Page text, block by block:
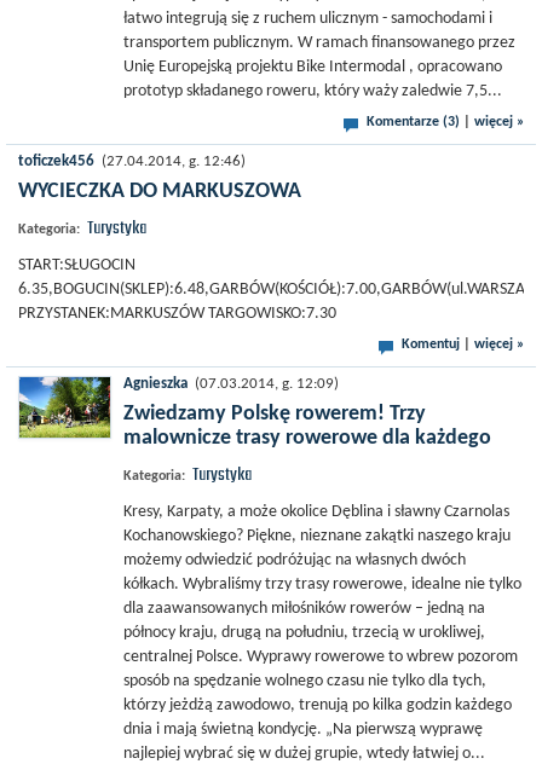
łatwo integrują się z ruchem ulicznym - samochodami i
transportem publicznym. W ramach finansowanego przez
Unię Europejską projektu Bike Intermodal , opracowano
prototyp składanego roweru, który waży zaledwie 7,5...
Komentarze (3) więcej »
toficzek456 (27.04.2014, g. 12:46)
WYCIECZKA DO MARKUSZOWA
Kategoria: Turystyka
START:SŁUGOCIN
PRZYSTANEK:MARKUSZÓW TARGOWISKO:7.30
Komentuj więcej »
Agnieszka (07.03.2014, g. 12:09)
Zwiedzamy Polskę rowerem! Trzy
malownicze trasy rowerowe dla każdego
Kategoria: Turystyka
Kresy, Karpaty, a może okolice Dęblina i sławny Czarnolas
Kochanowskiego? Piękne, nieznane zakątki naszego kraju
możemy odwiedzić podróżując na własnych dwóch
kółkach. Wybraliśmy trzy trasy rowerowe, idealne nie tylko
dla zaawansowanych miłośników rowerów – jedną na
północy kraju, drugą na południu, trzecią w urokliwej,
centralnej Polsce. Wyprawy rowerowe to wbrew pozorom
sposób na spędzanie wolnego czasu nie tylko dla tych,
którzy jeżdżą zawodowo, trenują po kilka godzin każdego
dnia i mają świetną kondycję. „Na pierwszą wyprawę
najlepiej wybrać się w dużej grupie, wtedy łatwiej o...